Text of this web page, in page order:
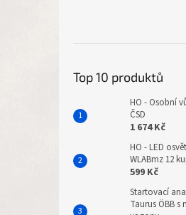
Top 10 produktů
HO - Osobní
ČSD
1 674 Kč
HO - LED
WLABmz 12
599 Kč
Startovací
Taurus ÖBB s